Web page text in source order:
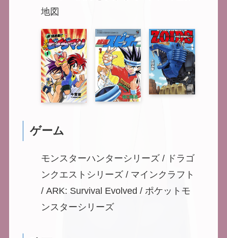
地図
ゲーム
モンスターハンターシリーズ / ドラゴ
ンクエストシリーズ / マインクラフト
/ ARK: Survival Evolved / ポケットモ
ンスターシリーズ